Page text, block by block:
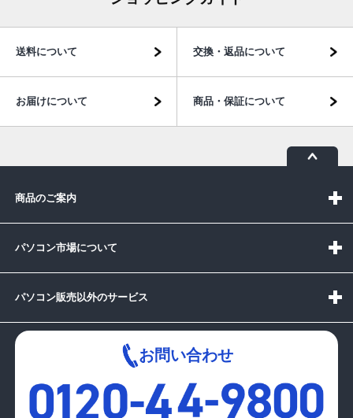
送料について 交換・返品について
お届けについて 商品・保証について
商品のご案内
パソコン市場について
パソコン販売以外のサービス
お問い合わせ